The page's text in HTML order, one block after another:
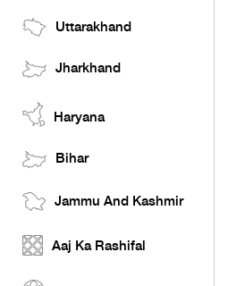
Uttarakhand
Jharkhand
Haryana
Bihar
Jammu And Kashmir
Aaj Ka Rashifal